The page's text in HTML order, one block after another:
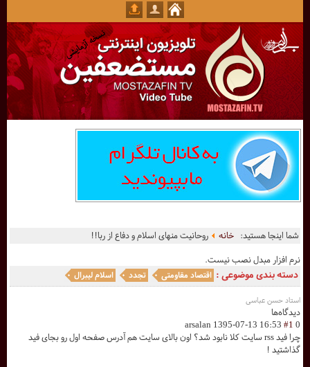
شما اینجا هستید:خانه
روحانیت منهای اسلام و دفاع از ربا!!
نرم افزار مبدل نصب نیست.
دسته بندی موضوعی : اقتصاد مقاومتی تجدد اسلام لیبرال
استاد حسن عباسی
دیدگاه‌ها
0
#1
arsalan 1395-07-13 16:53
چرا فید rss سایت کلا نابود شد؟ اون بالای سایت هم آدرس صفحه اول رو بجای فید
گذاشتید !